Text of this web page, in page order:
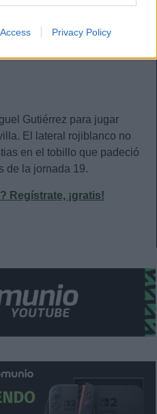
Privacy Policy
Almería. La mala noticia
no ha entrenado, por lo
Gutiérrez para jugar
El lateral rojiblanco no
en el tobillo que padeció
de la jornada 19.
Regístrate, ¡gratis!